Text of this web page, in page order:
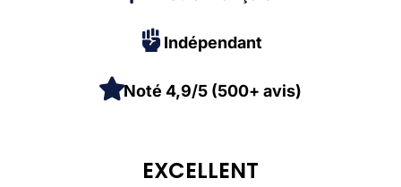
Indépendant
Noté 4,9/5 (500+ avis)
EXCELLENT